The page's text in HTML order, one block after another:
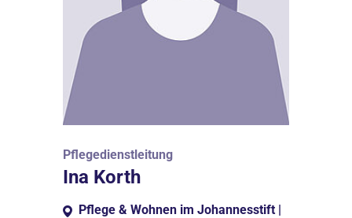
Pflegedienstleitung
Ina Korth
Pflege & Wohnen im Johannesstift |